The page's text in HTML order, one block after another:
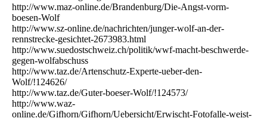
http://www.maz-online.de/Brandenburg/Die-Angst-vorm-
boesen-Wolf
http://www.sz-online.de/nachrichten/junger-wolf-an-der-
rennstrecke-gesichtet-2673983.html
http://www.suedostschweiz.ch/politik/wwf-macht-beschwerde-
gegen-wolfabschuss
http://www.taz.de/Artenschutz-Experte-ueber-den-
Wolf/!124626/
http://www.taz.de/Guter-boeser-Wolf/!124573/
http://www.waz-
online.de/Gifhorn/Gifhorn/Uebersicht/Erwischt-Fotofalle-weist-